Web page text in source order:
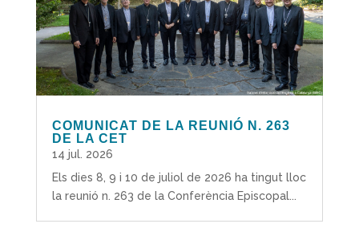
COMUNICAT DE LA REUNIÓ N. 263
DE LA CET
14 jul. 2026
Els dies 8, 9 i 10 de juliol de 2026 ha tingut lloc
la reunió n. 263 de la Conferència Episcopal...